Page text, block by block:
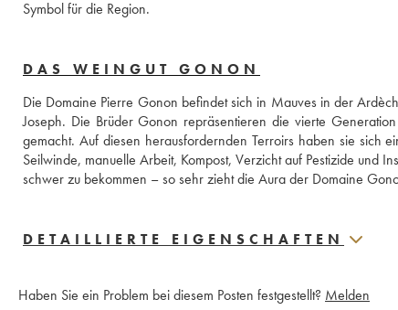
DAS WEINGUT GONON
Die Domaine Pierre Gonon befindet sich in Mauves in der
Joseph. Die Brüder Gonon repräsentieren die vierte
gemacht. Auf diesen herausfordernden Terroirs haben sie sich
Seilwinde, manuelle Arbeit, Kompost, Verzicht auf Pestizide und
schwer zu bekommen – so sehr zieht die Aura der Domaine
DETAILLIERTE EIGENSCHAFTEN
Haben Sie ein Problem bei diesem Posten festgestellt? Melden